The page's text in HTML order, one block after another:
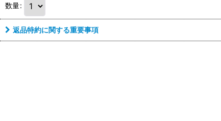
数量:
返品特約に関する重要事項